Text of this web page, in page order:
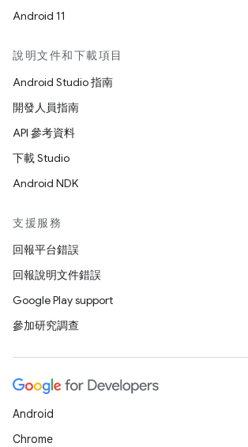
Android 11
說明文件和下載項目
Android Studio 指南
開發人員指南
API 參考資料
下載 Studio
Android NDK
支援服務
回報平台錯誤
回報說明文件錯誤
Google Play support
參加研究調查
Android
Chrome